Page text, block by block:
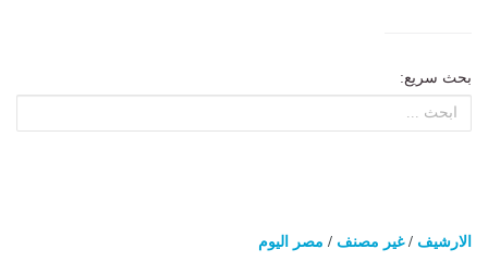
بحث سريع:
الارشيف /غير مصنف / مصر اليوم